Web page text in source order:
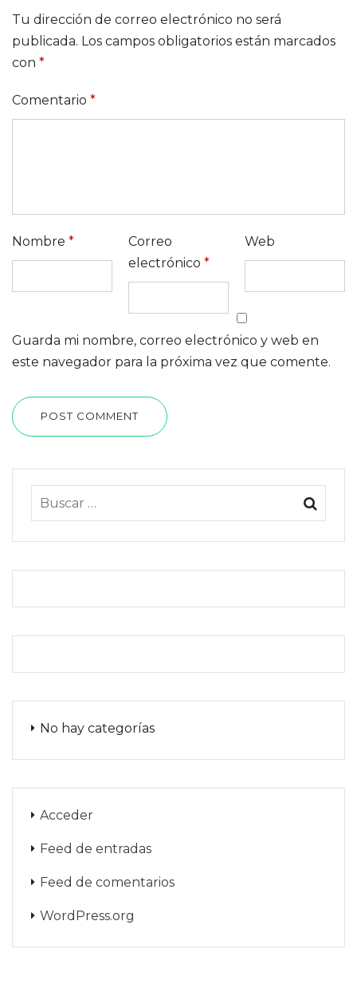
Tu dirección de correo electrónico no será
publicada. Los campos obligatorios están marcados
con *
Comentario *
Nombre *
Correo
electrónico *
Web
Guarda mi nombre, correo electrónico y web en
este navegador para la próxima vez que comente.
POST COMMENT
No hay categorías
Acceder
Feed de entradas
Feed de comentarios
WordPress.org